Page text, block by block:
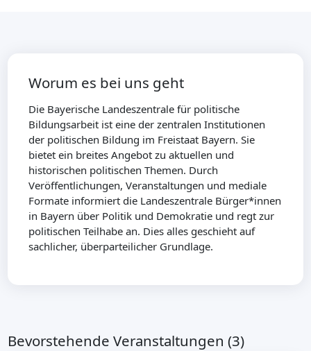
Worum es bei uns geht
Die Bayerische Landeszentrale für politische
Bildungsarbeit ist eine der zentralen Institutionen
der politischen Bildung im Freistaat Bayern. Sie
bietet ein breites Angebot zu aktuellen und
historischen politischen Themen. Durch
Veröffentlichungen, Veranstaltungen und mediale
Formate informiert die Landeszentrale Bürger*innen
in Bayern über Politik und Demokratie und regt zur
politischen Teilhabe an. Dies alles geschieht auf
sachlicher, überparteilicher Grundlage.
Bevorstehende Veranstaltungen (3)